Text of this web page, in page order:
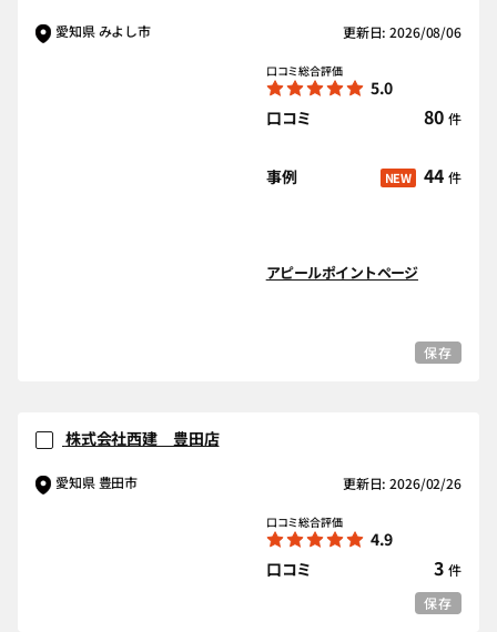
愛知県 みよし市 更新日: 2026/08/06
口コミ総合評価
5.0
口コミ
80 件
事例 NEW 44 件
アピールポイントページ
保存
株式会社西建 豊田店
愛知県 豊田市 更新日: 2026/02/26
口コミ総合評価
4.9
口コミ
3 件
保存